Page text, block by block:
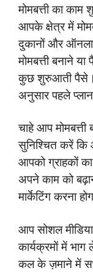
मोमबत्ती का
आपके क्षेत्र में
दुकानों और
मोमबत्ती बनाने
कुछ शुरुआती पैसे।
अनुसार पहले प्लान
चाहे आप मोमबत्ती
सुनिश्चित करें कि
आपको ग्राहकों
अपने काम को
मार्केटिंग करना
आप सोशल
कार्यक्रमों में
कल के ज़माने में